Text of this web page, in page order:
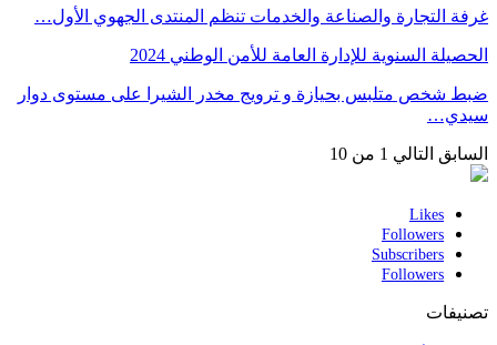
غرفة التجارة والصناعة والخدمات تنظم المنتدى الجهوي الأول…
الحصيلة السنوية للإدارة العامة للأمن الوطني 2024
ضبط شخص متلبس بحيازة و ترويج مخدر الشيرا على مستوى دوار
سيدي…
السابق التالي 1 من 10
Likes
Followers
Subscribers
Followers
تصنيفات